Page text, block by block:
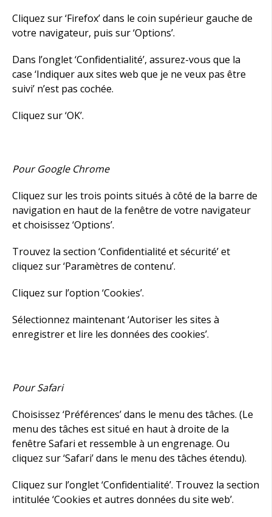
Cliquez sur ‘Firefox’ dans le coin supérieur gauche de
votre navigateur, puis sur ‘Options’.
Dans l’onglet ‘Confidentialité’, assurez-vous que la
case ‘Indiquer aux sites web que je ne veux pas être
suivi’ n’est pas cochée.
Cliquez sur ‘OK’.
Pour Google Chrome
Cliquez sur les trois points situés à côté de la barre de
navigation en haut de la fenêtre de votre navigateur
et choisissez ‘Options’.
Trouvez la section ‘Confidentialité et sécurité’ et
cliquez sur ‘Paramètres de contenu’.
Cliquez sur l’option ‘Cookies’.
Sélectionnez maintenant ‘Autoriser les sites à
enregistrer et lire les données des cookies’.
Pour Safari
Choisissez ‘Préférences’ dans le menu des tâches. (Le
menu des tâches est situé en haut à droite de la
fenêtre Safari et ressemble à un engrenage. Ou
cliquez sur ‘Safari’ dans le menu des tâches étendu).
Cliquez sur l’onglet ‘Confidentialité’. Trouvez la section
intitulée ‘Cookies et autres données du site web’.